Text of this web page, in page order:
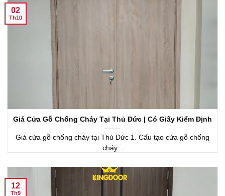
Giá Cửa Gỗ Chống Cháy Tại Thủ Đức | Có Giấy Kiểm Định
Giá cửa gỗ chống cháy tại Thủ Đức 1. Cấu tạo cửa gỗ chống
cháy...
02
Th10
12
Th9